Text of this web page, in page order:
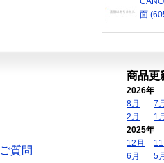
面
質問
商品更
2026年
8月
7
2月
1
2025年
12月
6月
5